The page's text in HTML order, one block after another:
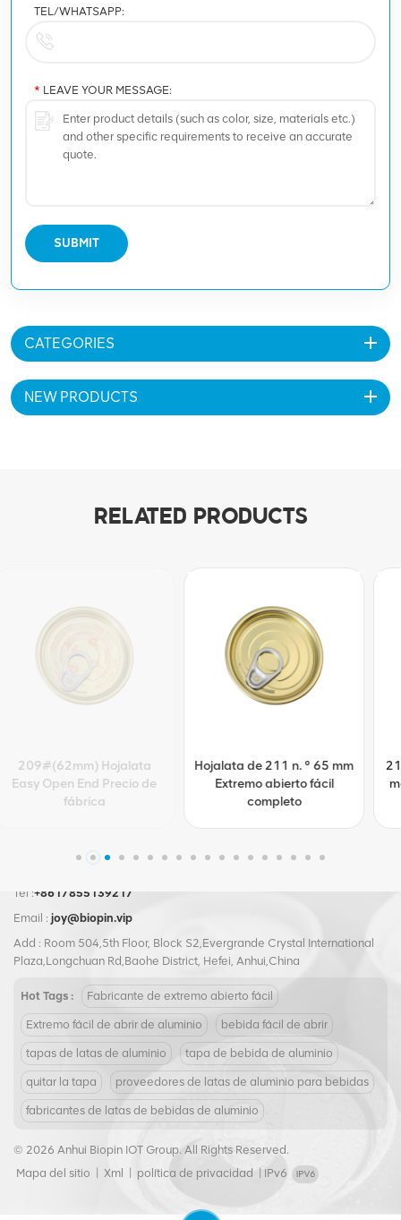
TEL/WHATSAPP:
* LEAVE YOUR MESSAGE:
SUBMIT
CATEGORIES
NEW PRODUCTS
RELATED PRODUCTS
Hojalata de 211 n. ° 65 mm
Extremo abierto fácil
completo
214#(70mm) Precio al por
mayor de extremo abierto
fácil de hojalata
Tel :+8617855139217
Email : joy@biopin.vip
Add : Room 504,5th Floor, Block S2,Evergrande Crystal International
Plaza,Longchuan Rd,Baohe District, Hefei, Anhui,China
Hot Tags : Fabricante de extremo abierto fácil
Extremo fácil de abrir de aluminio bebida fácil de abrir
tapas de latas de aluminio tapa de bebida de aluminio
quitar la tapa proveedores de latas de aluminio para bebidas
fabricantes de latas de bebidas de aluminio
© 2026 Anhui Biopin IOT Group. All Rights Reserved.
Mapa del sitio
Xml política de privacidad IPv6